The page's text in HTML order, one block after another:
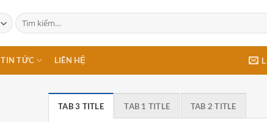
Tìm
kiếm:
TIN TỨC LIÊN HỆ
TAB 3 TITLE TAB 1 TITLE TAB 2 TITLE